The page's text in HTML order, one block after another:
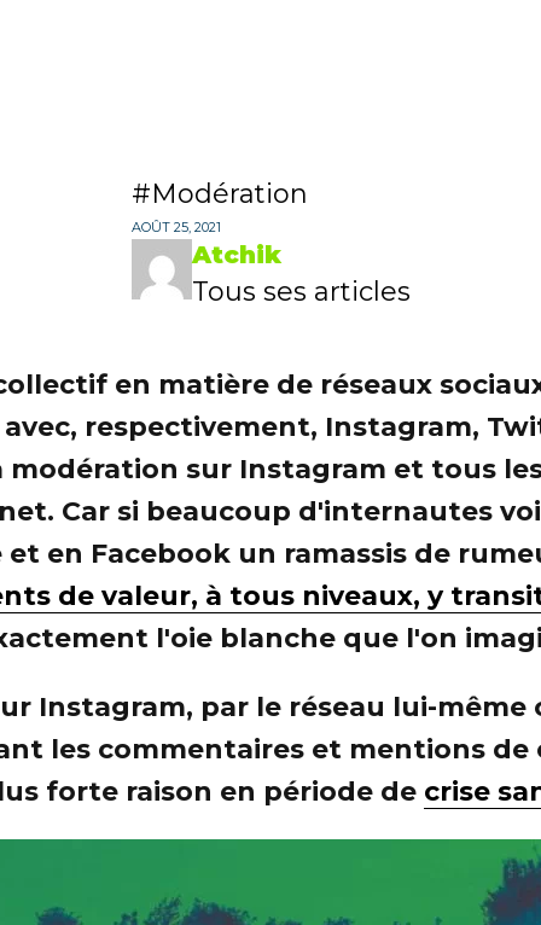
Modération
AOÛT 25, 2021
Atchik
Tous ses articles
en matière de réseaux
respectivement, Instagram,
modération sur Instagram et tous
Car si beaucoup d'internautes
et en Facebook un ramassis de
de valeur, à tous niveaux, y
l'oie blanche que l'on
Instagram, par le réseau lui-même
les commentaires et mentions de
forte raison en période de crise